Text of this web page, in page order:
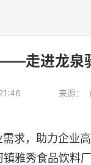
走进龙泉
来源：
，助力企业高
雅秀食品饮料